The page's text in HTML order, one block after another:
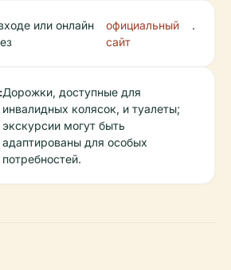
или онлайн
официальный
сайт
.
Дорожки, доступные для
инвалидных колясок, и туалеты;
экскурсии могут быть
адаптированы для особых
потребностей.